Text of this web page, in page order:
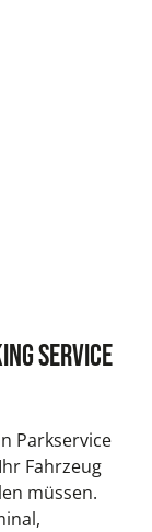
Service
Parkservice
Fahrzeug
müssen.